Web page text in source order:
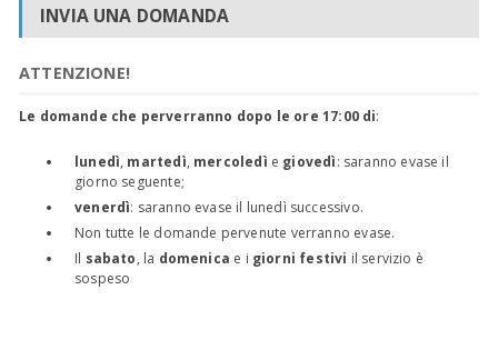
INVIA UNA DOMANDA
ATTENZIONE!
Le domande che perverranno dopo le ore 17:00 di:
lunedì, martedì, mercoledì e giovedì: saranno evase il
giorno seguente;
venerdì: saranno evase il lunedì successivo.
Non tutte le domande pervenute verranno evase.
Il sabato, la domenica e i giorni festivi il servizio è
sospeso